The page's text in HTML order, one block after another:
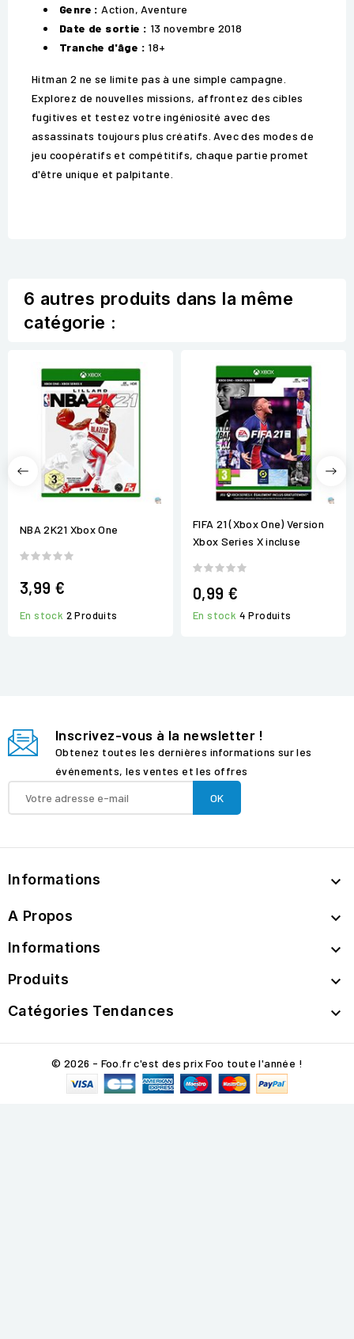
Genre : Action, Aventure
Date de sortie : 13 novembre 2018
Tranche d'âge : 18+
Hitman 2 ne se limite pas à une simple campagne.
Explorez de nouvelles missions, affrontez des cibles
fugitives et testez votre ingéniosité avec des
assassinats toujours plus créatifs. Avec des modes de
jeu coopératifs et compétitifs, chaque partie promet
d'être unique et palpitante.
6 autres produits dans la même
catégorie :
NBA 2K21 Xbox One
3,99 €
En stock 2 Produits
FIFA 21 (Xbox One) Version
Xbox Series X incluse
0,99 €
En stock 4 Produits
Inscrivez-vous à la newsletter !
Obtenez toutes les dernières informations sur les
événements, les ventes et les offres
Informations 
A Propos 
Informations 
Produits 
Catégories Tendances 
© 2026 - Foo.fr c'est des prix Foo toute l'année !